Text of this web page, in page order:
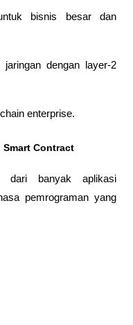
bisnis besar dan
jaringan dengan layer-2
enterprise.
Smart Contract
dari banyak aplikasi
pemrograman yang